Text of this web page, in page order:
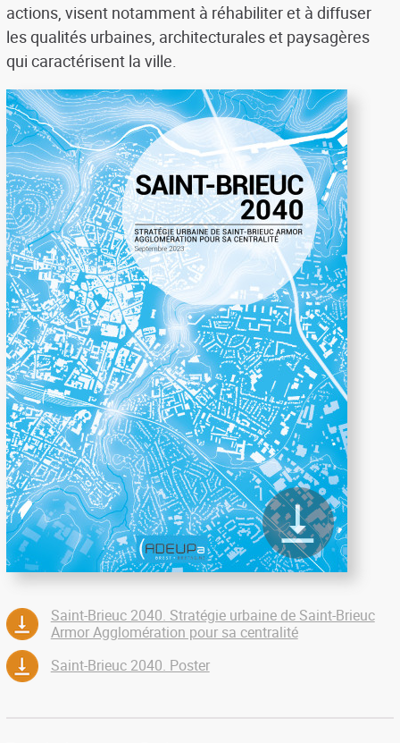
actions, visent notamment à réhabiliter et à diffuser
les qualités urbaines, architecturales et paysagères
qui caractérisent la ville.
Saint-Brieuc 2040. Stratégie urbaine de Saint-Brieuc
Armor Agglomération pour sa centralité
Saint-Brieuc 2040. Poster